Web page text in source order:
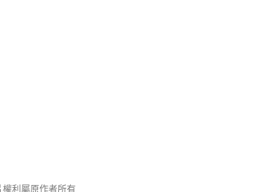
權利屬原作者所有